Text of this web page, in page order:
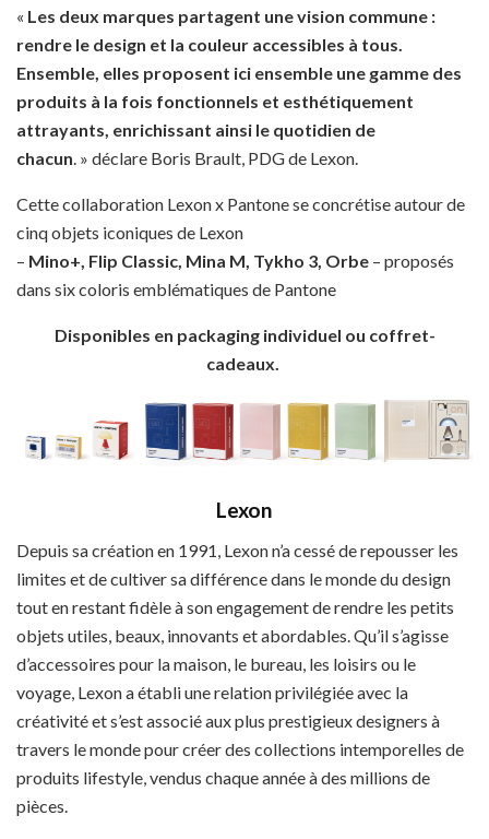
« Les deux marques partagent une vision commune :
rendre le design et la couleur accessibles à tous.
Ensemble, elles proposent ici ensemble une gamme des
produits à la fois fonctionnels et esthétiquement
attrayants, enrichissant ainsi le quotidien de
chacun. » déclare Boris Brault, PDG de Lexon.
Cette collaboration Lexon x Pantone se concrétise autour de
cinq objets iconiques de Lexon
– Mino+, Flip Classic, Mina M, Tykho 3, Orbe – proposés
dans six coloris emblématiques de Pantone
Disponibles en packaging individuel ou coffret-
cadeaux.
Lexon
Depuis sa création en 1991, Lexon n’a cessé de repousser les
limites et de cultiver sa différence dans le monde du design
tout en restant fidèle à son engagement de rendre les petits
objets utiles, beaux, innovants et abordables. Qu’il s’agisse
d’accessoires pour la maison, le bureau, les loisirs ou le
voyage, Lexon a établi une relation privilégiée avec la
créativité et s’est associé aux plus prestigieux designers à
travers le monde pour créer des collections intemporelles de
produits lifestyle, vendus chaque année à des millions de
pièces.